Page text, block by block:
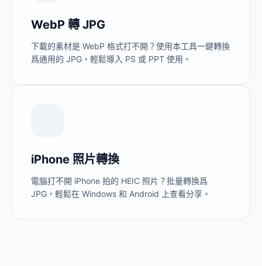
WebP 轉 JPG
下載的素材是 WebP 格式打不開？使用本工具一鍵轉換
爲通用的 JPG，輕鬆導入 PS 或 PPT 使用。
iPhone 照片轉換
電腦打不開 iPhone 拍的 HEIC 照片？批量轉換爲
JPG，輕鬆在 Windows 和 Android 上查看分享。